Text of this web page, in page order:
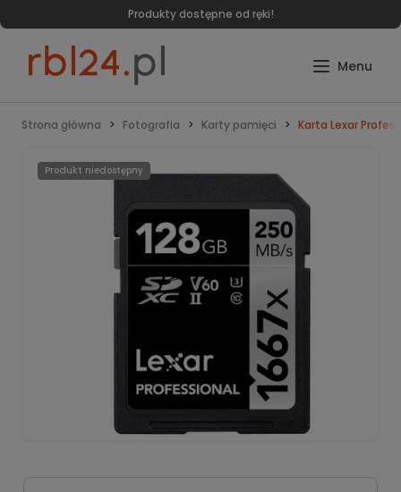
Produkty dostępne od ręki!
Strona główna Fotografia Karty pamięci Karta Lexar
Produkt niedostępny